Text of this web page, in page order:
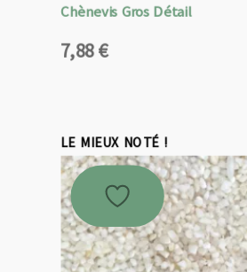
Chènevis Gros Détail
7,88€
LE MIEUX NOTÉ !